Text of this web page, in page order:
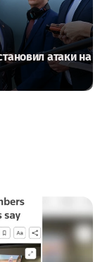
атаки на